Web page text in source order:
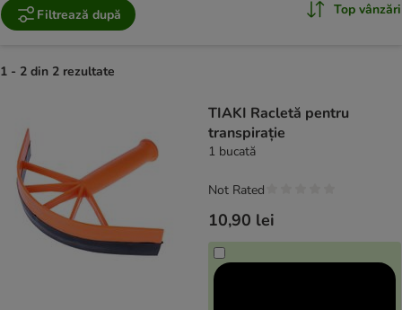
Filtrează după Top vânzări
1 - 2 din 2 rezultate
TIAKI Racletă pentru
transpirație
1 bucată
10,90 lei
Not Rated